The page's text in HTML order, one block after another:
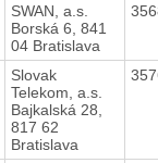
SWAN, a.s.
Borská 6, 841
04 Bratislava
Slovak
Telekom, a.s.
Bajkalská 28,
817 62
Bratislava